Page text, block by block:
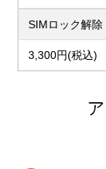
SIMロック解除
3,300円(税込)